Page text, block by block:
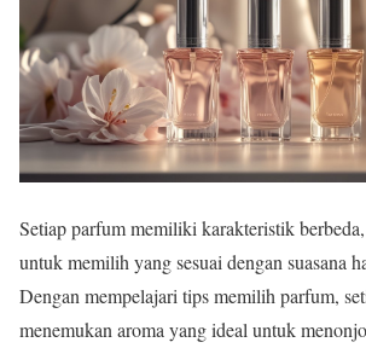
Setiap parfum memiliki karakteristik
untuk memilih yang sesuai dengan suasana
Dengan mempelajari tips memilih parfum,
menemukan aroma yang ideal untuk